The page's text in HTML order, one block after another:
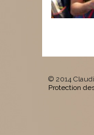
© 2014
Protection